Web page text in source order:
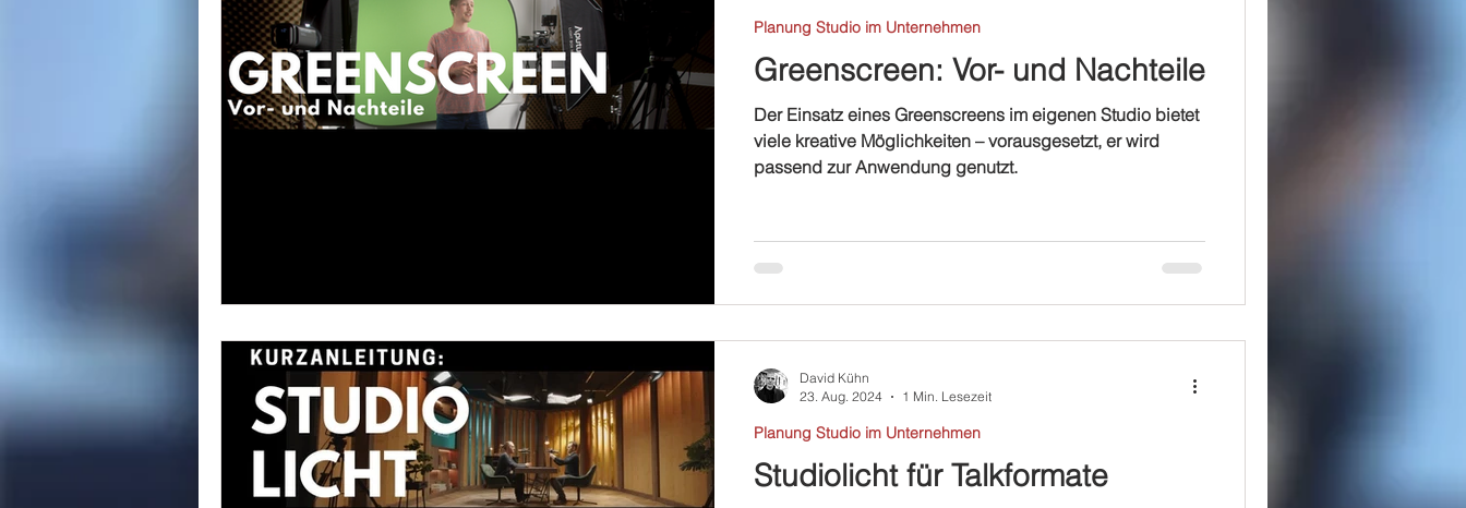
Greenscreen: Vor- und Nachteile
Der Einsatz eines Greenscreens im eigenen Studio bietet
viele kreative Möglichkeiten – vorausgesetzt, er wird
passend zur Anwendung genutzt.
Planung Studio im Unternehmen
Studiolicht für Talkformate
Planung Studio im Unternehmen
David Kühn
23. Aug. 2024
1 Min. Lesezeit